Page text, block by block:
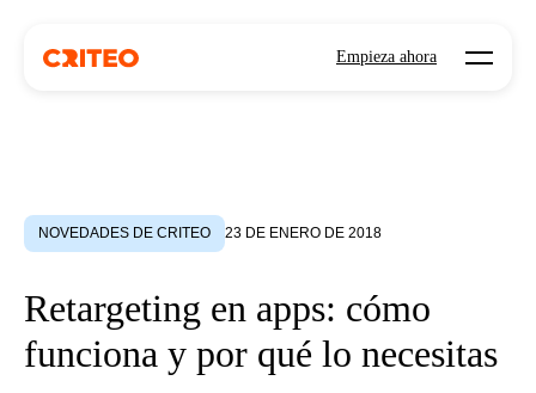
Empieza ahora Open
NOVEDADES DE CRITEO 23 DE ENERO DE 2018
Retargeting en apps: cómo
funciona y por qué lo necesitas